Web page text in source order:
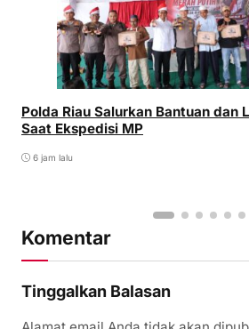
Polda Riau Salurkan Bantuan dan
Saat Ekspedisi MP
6 jam lalu
Komentar
Tinggalkan Balasan